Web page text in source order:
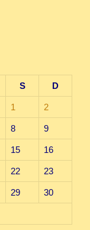
S D
1 2
8 9
15 16
22 23
29 30